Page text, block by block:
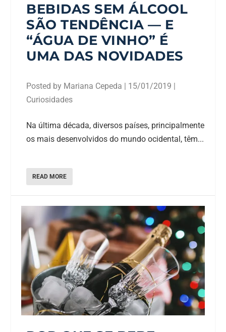
BEBIDAS SEM ÁLCOOL
SÃO TENDÊNCIA — E
“ÁGUA DE VINHO” É
UMA DAS NOVIDADES
Posted by Mariana Cepeda | 15/01/2019 |
Curiosidades
Na última década, diversos países, principalmente
os mais desenvolvidos do mundo ocidental, têm...
READ MORE